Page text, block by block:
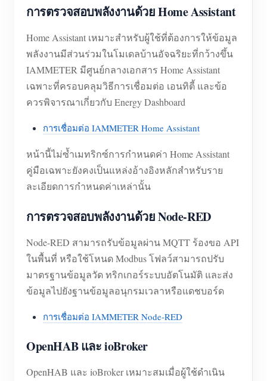
การตรวจสอบพลังงานด้วย Home Assistant
Home Assistant เหมาะสำหรับผู้ใช้ที่ต้องการให้ข้อมูล
พลังงานมีส่วนร่วมในโมเดลบ้านอัจฉริยะที่กว้างขึ้น
IAMMETER มีศูนย์กลางเอกสาร Home Assistant
เฉพาะที่ครอบคลุมวิธีการเชื่อมต่อ เอนทิตี้ และข้อ
ควรพิจารณาเกี่ยวกับ Energy Dashboard
การเชื่อมต่อ IAMMETER Home Assistant
หน้านี้ไม่ซ้ำเมทริกซ์การกำหนดค่า Home Assistant
คู่มือเฉพาะยังคงเป็นแหล่งอ้างอิงหลักสำหรับราย
ละเอียดการกำหนดค่าเหล่านั้น
การตรวจสอบพลังงานด้วย Node-RED
Node-RED สามารถรับข้อมูลผ่าน MQTT ร้องขอ API
ในพื้นที่ หรือใช้โหนด Modbus โฟลว์สามารถปรับ
มาตรฐานข้อมูลวัด ทริกเกอร์ระบบอัตโนมัติ และส่ง
ข้อมูลไปยังฐานข้อมูลอนุกรมเวลาหรือแดชบอร์ด
การเชื่อมต่อ IAMMETER Node-RED
OpenHAB และ ioBroker
OpenHAB และ ioBroker เหมาะสมเมื่อผู้ใช้ดำเนิน